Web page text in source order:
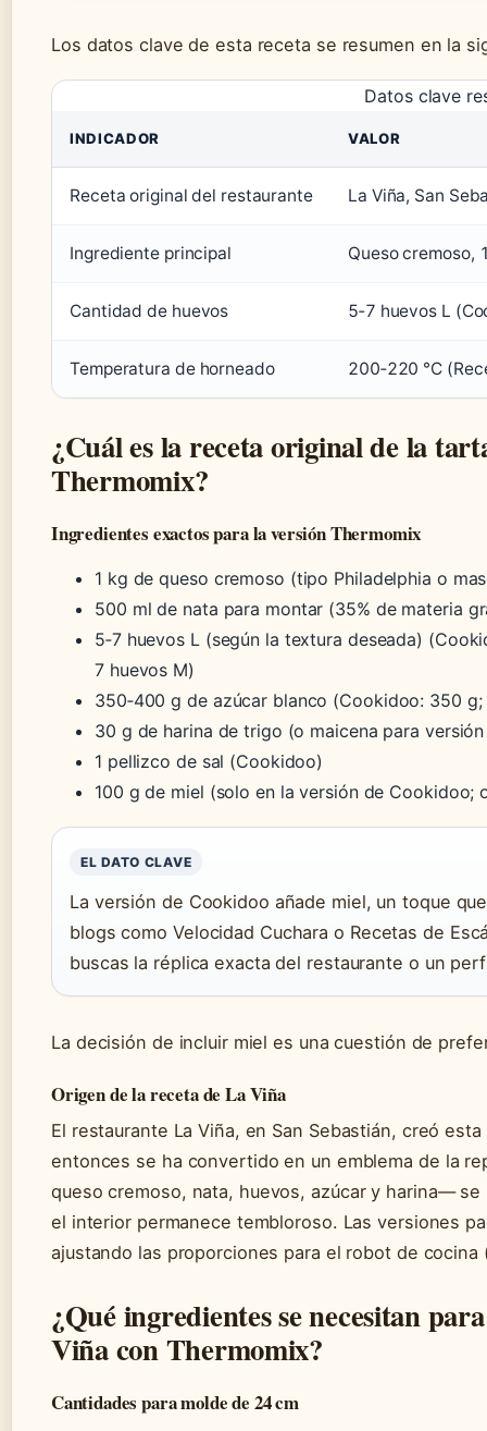
Los datos clave de esta receta se resumen en la
Datos clave
INDICADOR VALOR
Receta original del restaurante La Viña, San
Ingrediente principal Queso cremoso,
Cantidad de huevos 5‑7 huevos L
Temperatura de horneado 200‑220 °C
¿Cuál es la receta original de la
Thermomix?
Ingredientes exactos para la versión Thermomix
1 kg de queso cremoso (tipo Philadelphia o
500 ml de nata para montar (35% de materia
5‑7 huevos L (según la textura deseada)
7 huevos M)
350‑400 g de azúcar blanco (Cookidoo: 350
30 g de harina de trigo (o maicena para
1 pellizco de sal (Cookidoo)
100 g de miel (solo en la versión de Cookidoo;
EL DATO CLAVE
La versión de Cookidoo añade miel, un toque
blogs como Velocidad Cuchara o Recetas de
buscas la réplica exacta del restaurante o un
La decisión de incluir miel es una cuestión de
Origen de la receta de La Viña
El restaurante La Viña, en San Sebastián, creó
entonces se ha convertido en un emblema de la
queso cremoso, nata, huevos, azúcar y harina—
el interior permanece tembloroso. Las versiones
ajustando las proporciones para el robot de
¿Qué ingredientes se necesitan
Viña con Thermomix?
Cantidades para molde de 24 cm